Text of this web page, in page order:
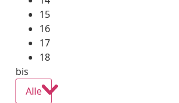
15
16
17
18
bis
Alle